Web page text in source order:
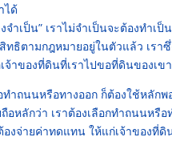
ได้
ำเป็น” เราไม่จำเป็นจะต้องทำ
สิทธิตามกฎหมายอยู่ในตัวแล้ว เ
าของที่ดินที่เราไปขอที่ดินของเขา
ทำถนนหรือทางออก ก็ต้องใช้หลั
อหลักว่า เราต้องเลือกทำถนนห
งจ่ายค่าทดแทน ให้แก่เจ้าของที่